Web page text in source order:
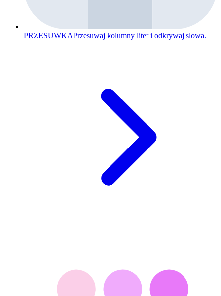
PRZESUWKAPrzesuwaj kolumny liter i odkrywaj slowa.